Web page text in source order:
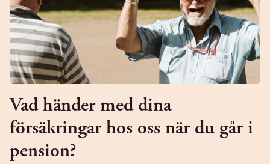
Vad händer med dina
försäkringar hos oss när du går i
pension?